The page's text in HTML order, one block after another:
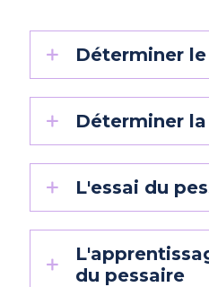
Déterminer
Déterminer
L'essai du
du pessaire